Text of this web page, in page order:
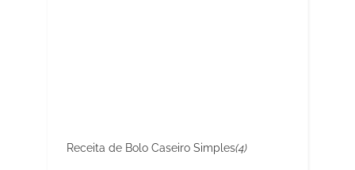
Receita de Bolo Caseiro Simples(4)